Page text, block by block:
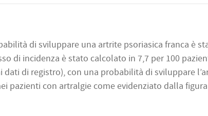
di sviluppare una artrite psoriasica franca è
di incidenza è stato calcolato in 7,7 per 100
dati di registro), con una probabilità di sviluppare
pazienti con artralgie come evidenziato dalla